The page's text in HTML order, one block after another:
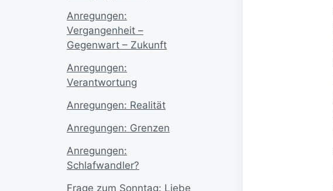
Anregungen:
Vergangenheit –
Gegenwart – Zukunft
Anregungen:
Verantwortung
Anregungen: Realität
Anregungen: Grenzen
Anregungen:
Schlafwandler?
Frage zum Sonntag: Liebe